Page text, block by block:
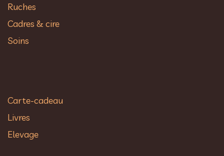
Ruches
Cadres & cire
Soins
Carte-cadeau
Livres
Elevage